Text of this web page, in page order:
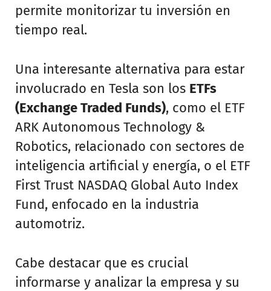
permite monitorizar tu inversión en
tiempo real.
Una interesante alternativa para estar
involucrado en Tesla son los ETFs
(Exchange Traded Funds), como el ETF
ARK Autonomous Technology &
Robotics, relacionado con sectores de
inteligencia artificial y energía, o el ETF
First Trust NASDAQ Global Auto Index
Fund, enfocado en la industria
automotriz.
Cabe destacar que es crucial
informarse y analizar la empresa y su